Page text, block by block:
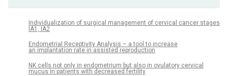
Individualization of surgical management of cervical cancer stages
IA1, IA2
Endometrial Receptivity Analysis – a tool to increase
an implantation rate in assisted reproduction
NK cells not only in endometrium but also in ovulatory cervical
mucus in patients with decreased fertility